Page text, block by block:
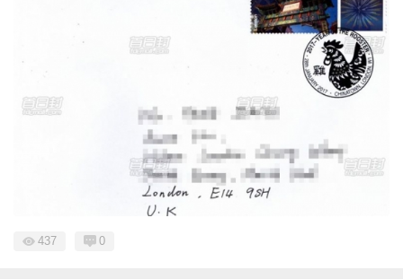
437 0